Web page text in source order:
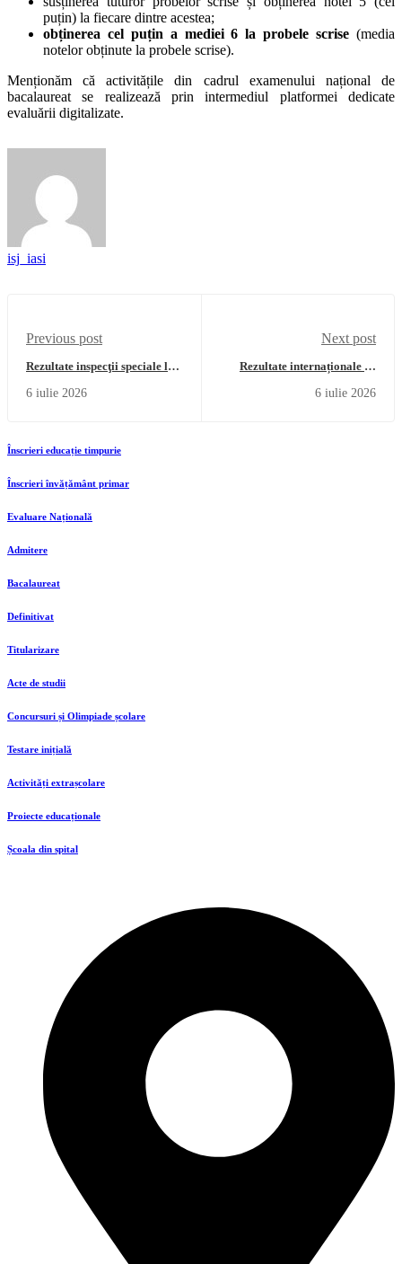
puțin) la fiecare dintre acestea;
obținerea cel puțin a mediei 6 la probele scrise (media
notelor obținute la probele scrise).
Menționăm că activitățile din cadrul examenului național de
bacalaureat se realizează prin intermediul platformei dedicate
evaluării digitalizate.
isj_iasi
Previous post
Rezultate inspecţii speciale la
titularizare 2026
6 iulie 2026
Next post
Rezultate internaționale de
ieșeni
6 iulie 2026
Înscrieri educație timpurie
Înscrieri învățământ primar
Evaluare Națională
Admitere
Bacalaureat
Definitivat
Titularizare
Acte de studii
Concursuri și Olimpiade școlare
Testare inițială
Activități extrașcolare
Proiecte educaționale
Școala din spital